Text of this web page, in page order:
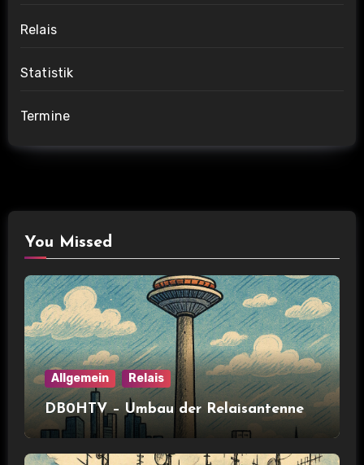
Relais
Statistik
Termine
You Missed
Allgemein Relais
DB0HTV – Umbau der Relaisantenne